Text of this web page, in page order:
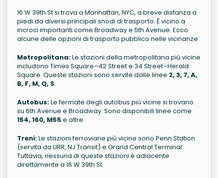
16 W 39th St si trova a Manhattan, NYC, a breve distanza a
piedi da diversi principali snodi di trasporto. È vicino a
incroci importanti come Broadway e 5th Avenue. Ecco
alcune delle opzioni di trasporto pubblico nelle vicinanze:
Metropolitana:Le stazioni della metropolitana più vicine
includono Times Square–42 Street e 34 Street–Herald
Square. Queste stazioni sono servite dalle linee 2, 3, 7, A,
B, F, M, Q, S.
Autobus:Le fermate degli autobus più vicine si trovano
su 6th Avenue e Broadway. Sono disponibili linee come
154, 160, M55 e altre.
Treni:Le stazioni ferroviarie più vicine sono Penn Station
(servita da LIRR, NJ Transit) e Grand Central Terminal.
Tuttavia, nessuna di queste stazioni è adiacente
direttamente a 16 W 39th St.